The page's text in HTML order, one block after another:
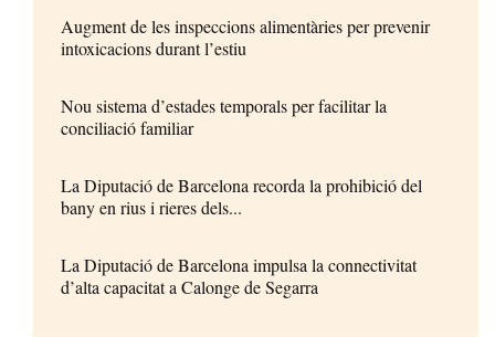
Augment de les inspeccions alimentàries per prevenir
intoxicacions durant l’estiu
Nou sistema d’estades temporals per facilitar la
conciliació familiar
La Diputació de Barcelona recorda la prohibició del
bany en rius i rieres dels...
La Diputació de Barcelona impulsa la connectivitat
d’alta capacitat a Calonge de Segarra